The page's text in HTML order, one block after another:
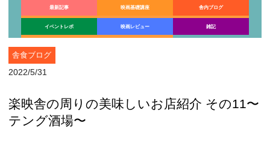
最新記事 映画基礎講座 舎内ブログ
イベントレポ 映画レビュー 雑記
舎食ブログ
2022/5/31
楽映舎の周りの美味しいお店紹介 その11〜
テング酒場〜